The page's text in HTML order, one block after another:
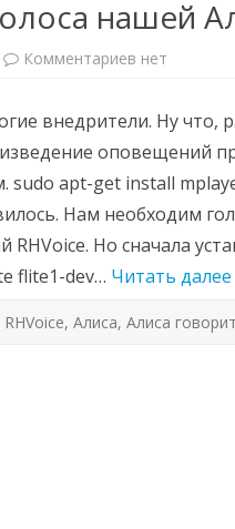
нашей
Комментариев к
голоса
нашей
Алисе
нет
внедрители. Ну что,
оповещений
sudo apt-get install
Нам необходим
RHVoice. Но сначала
flite1-dev… Читать далее
RHVoice,Алиса,Алиса говорит